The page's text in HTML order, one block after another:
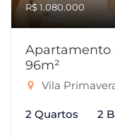
R$ 1.080.000
Apartamento
96m²
Vila
2 Quartos 2